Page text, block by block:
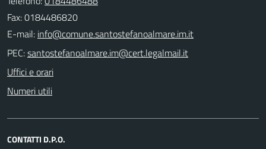
Fax: 0184486820
E-mail:
PEC:
Uffici e orari
Numeri utili
CONTATTI D.P.O.